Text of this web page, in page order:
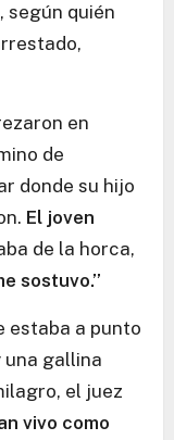
según quién
en
de
donde su hijo
El joven
de la horca,
sostuvo.”
estaba a punto
una gallina
el juez
vivo como